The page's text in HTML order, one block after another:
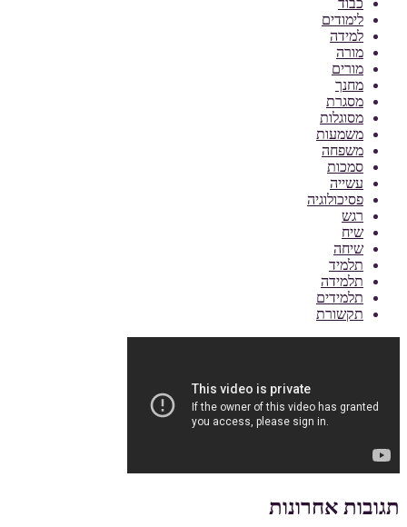
כבוד
לימודים
למידה
מורה
מורים
מחנך
מסגרת
מסוגלות
משמעות
משפחה
סמכות
עשייה
פסיכולוגיה
רגש
שיח
שיחה
תלמיד
תלמידה
תלמידים
תקשורת
תגובות אחרונות